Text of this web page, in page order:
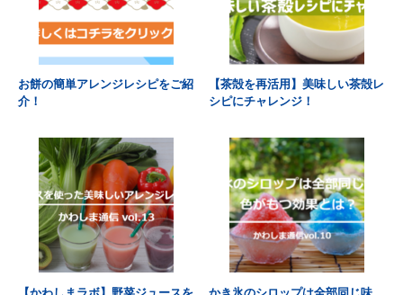
お餅の簡単アレンジレシピをご紹
介！
【茶殻を再活用】美味しい茶殻レ
シピにチャレンジ！